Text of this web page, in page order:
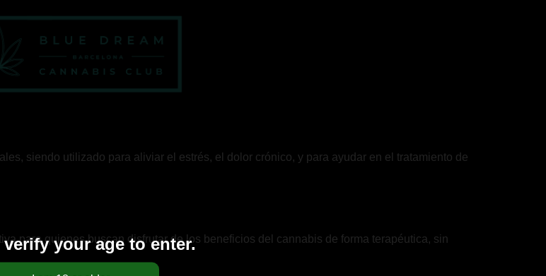
siendo utilizado para aliviar el estrés, el dolor crónico, y para ayudar en el tratamiento de
para quienes buscan disfrutar de los beneficios del cannabis de forma terapéutica, sin
verify your age to enter.